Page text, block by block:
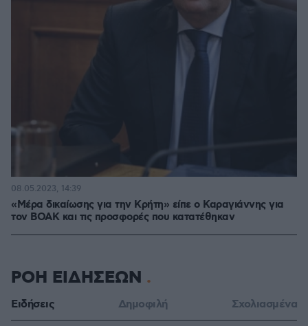
«Μέρα δικαίωσης για την Κρήτη» είπε ο Καραγιάννης για
τον ΒΟΑΚ και τις προσφορές που κατατέθηκαν
08.05.2023, 14:39
ΡΟΗ ΕΙΔΗΣΕΩΝ
Ειδήσεις Δημοφιλή Σχολιασμένα